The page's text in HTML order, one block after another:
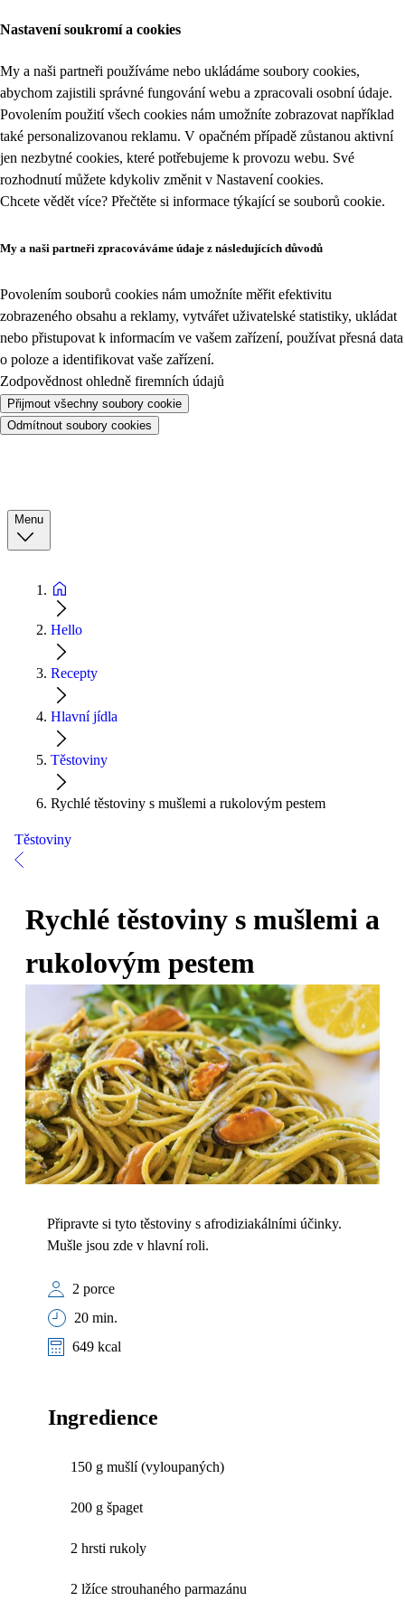
Nastavení soukromí a cookies
My a naši partneři používáme nebo ukládáme soubory cookies,
abychom zajistili správné fungování webu a zpracovali osobní údaje.
Povolením použití všech cookies nám umožníte zobrazovat například
také personalizovanou reklamu. V opačném případě zůstanou aktivní
jen nezbytné cookies, které potřebujeme k provozu webu. Své
rozhodnutí můžete kdykoliv změnit v Nastavení cookies.
Chcete vědět více? Přečtěte si informace týkající se souborů cookie.
My a naši partneři zpracováváme údaje z následujících důvodů
Povolením souborů cookies nám umožníte měřit efektivitu
zobrazeného obsahu a reklamy, vytvářet uživatelské statistiky, ukládat
nebo přistupovat k informacím ve vašem zařízení, používat přesná data
o poloze a identifikovat vaše zařízení.
Zodpovědnost ohledně firemních údajů
Přijmout všechny soubory cookie
Odmítnout soubory cookies
Menu
Hello
Recepty
Hlavní jídla
Těstoviny
Rychlé těstoviny s mušlemi a rukolovým pestem
Těstoviny
Rychlé těstoviny s mušlemi a
rukolovým pestem
Připravte si tyto těstoviny s afrodiziakálními účinky.
Mušle jsou zde v hlavní roli.
2 porce
20 min.
649 kcal
Ingredience
150 g mušlí (vyloupaných)
200 g špaget
2 hrsti rukoly
2 lžíce strouhaného parmazánu